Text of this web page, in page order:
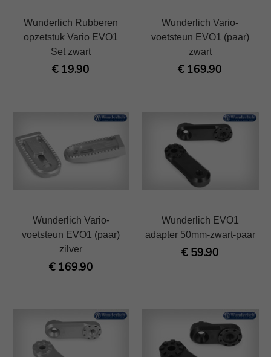
Wunderlich Rubberen
opzetstuk Vario EVO1
Set zwart
€ 19.90
Wunderlich Vario-
voetsteun EVO1 (paar)
zwart
€ 169.90
Wunderlich Vario-
voetsteun EVO1 (paar)
zilver
€ 169.90
Wunderlich EVO1
adapter 50mm-zwart-paar
€ 59.90